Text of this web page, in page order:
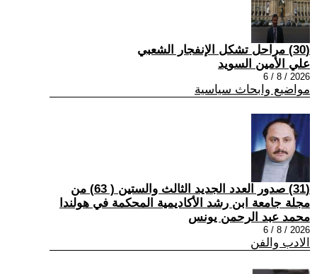
(30) مراحل تشكل الإنفجار الشعبي
علي الأمين السويد
2026 / 8 / 6
مواضيع وابحاث سياسية
(31) صدور العدد الجديد الثالث والستين ( 63) من
مجلة جامعة ابن رشد الأكاديمية المحكمة في هولندا
محمد عبد الرحمن يونس
2026 / 8 / 6
الادب والفن